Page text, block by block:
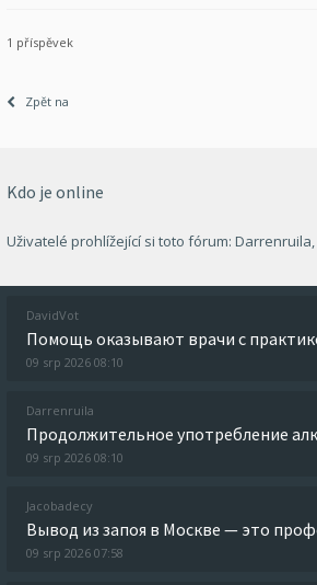
1 příspěvek
Zpět na
Kdo je online
Uživatelé prohlížející si toto fórum: Darrenruila,
DavidVot
09 srp 2026 08:10
Darrenruila
09 srp 2026 08:10
Jacobadecy
09 srp 2026 07:58